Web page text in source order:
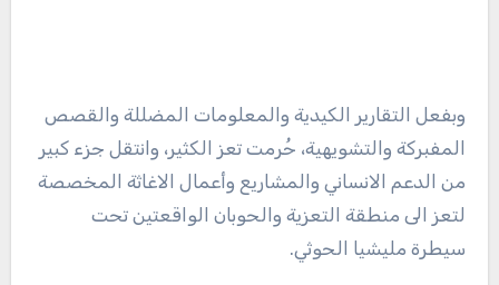
وبفعل التقارير الكيدية والمعلومات المضللة والقصص
المفبركة والتشويهية، حُرمت تعز الكثير، وانتقل جزء كبير
من الدعم الانساني والمشاريع وأعمال الاغاثة المخصصة
لتعز الى منطقة التعزية والحوبان الواقعتين تحت
سيطرة مليشيا الحوثي.